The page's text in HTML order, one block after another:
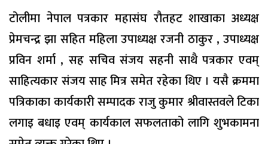
टोलीमा नेपाल पत्रकार महासंघ रौतहट शाखाका अध्यक्ष
प्रेमचन्द्र झा सहित महिला उपाध्यक्ष रजनी ठाकुर , उपाध्यक्ष
प्रविन शर्मा , सह सचिव संजय सहनी साथै पत्रकार एवम्
साहित्यकार संजय साह मित्र समेत रहेका थिए । यसै क्रममा
पत्रिकाका कार्यकारी सम्पादक राजु कुमार श्रीवास्तवले टिका
लगाइ बधाइ एवम् कार्यकाल सफलताको लागि शुभकामना